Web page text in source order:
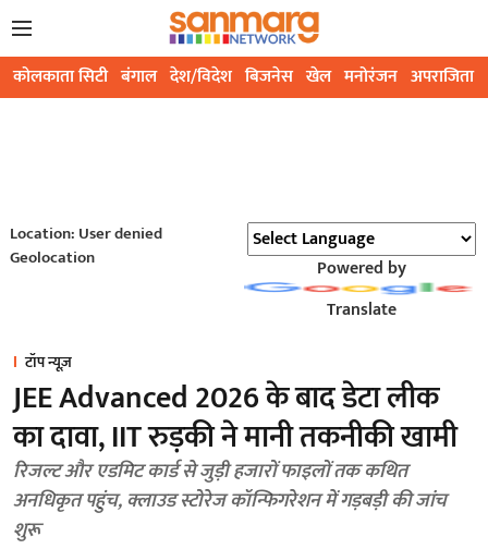
कोलकाता सिटी बंगाल देश/विदेश बिजनेस खेल मनोरंजन अपराजिता
Location: User denied
Geolocation
Powered by
Translate
टॉप न्यूज़
JEE Advanced 2026 के बाद डेटा लीक
का दावा, IIT रुड़की ने मानी तकनीकी खामी
रिजल्ट और एडमिट कार्ड से जुड़ी हजारों फाइलों तक कथित
अनधिकृत पहुंच, क्लाउड स्टोरेज कॉन्फिगरेशन में गड़बड़ी की जांच
शुरू